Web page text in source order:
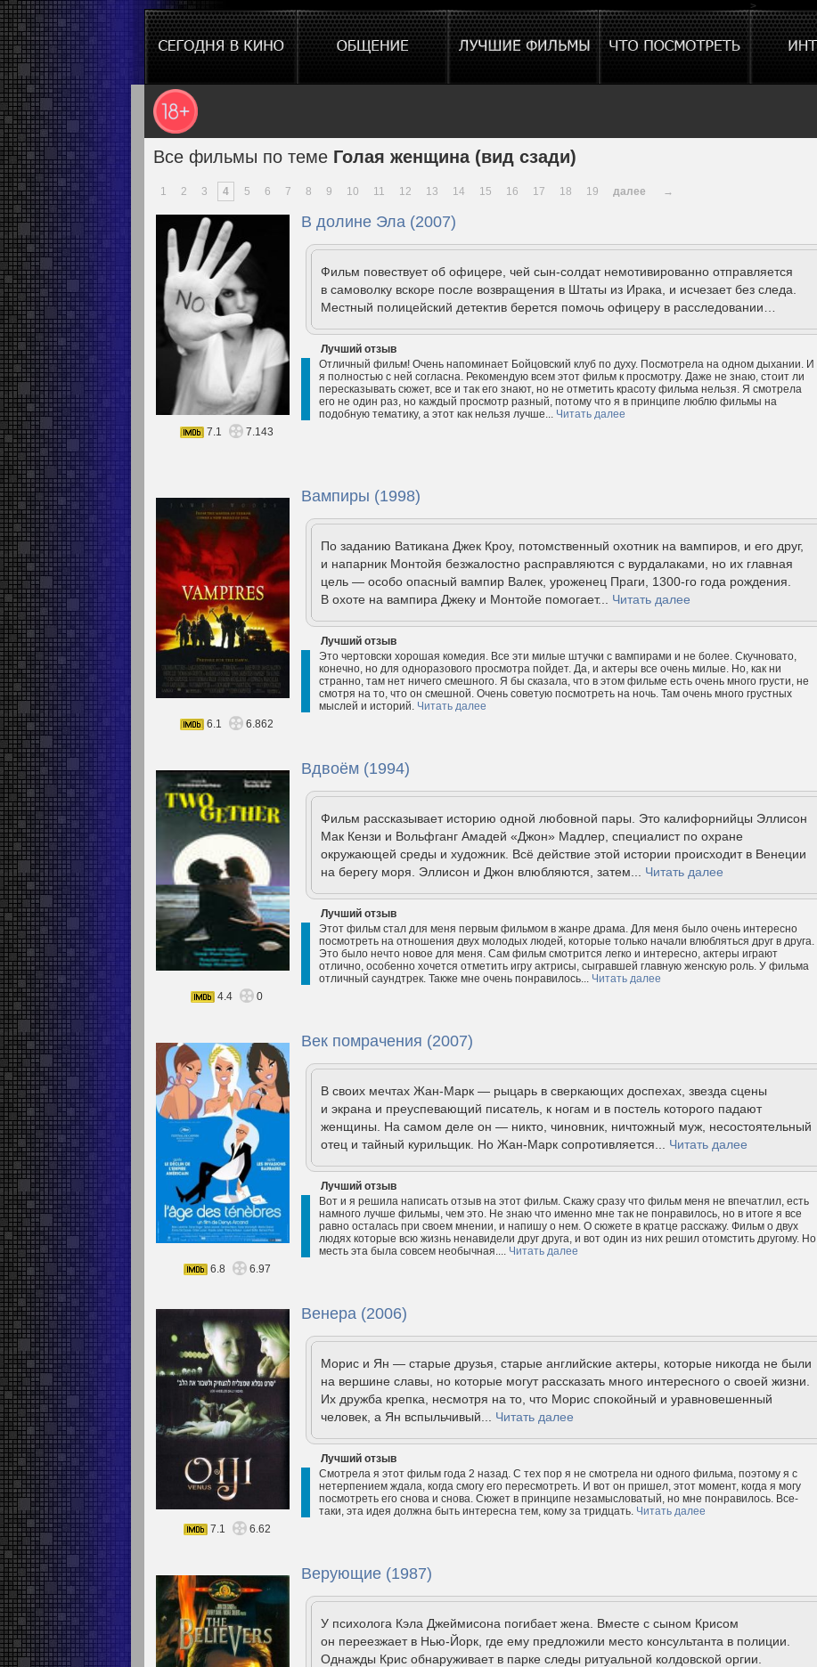
>
Все фильмы по теме Голая женщина (вид сзади)
1 2 3 4 5 6 7 8 9 10 11 12 13 14 15 16 17 18 19 далее →
В долине Эла (2007)
Фильм повествует об офицере, чей сын-солдат немотивированно отправляется
в самоволку вскоре после возвращения в Штаты из Ирака, и исчезает без следа.
Местный полицейский детектив берется помочь офицеру в расследовании…
Лучший отзыв
Отличный фильм! Очень напоминает Бойцовский клуб по духу. Посмотрела на одном дыхании. И
я полностью с ней согласна. Рекомендую всем этот фильм к просмотру. Даже не знаю, стоит ли
пересказывать сюжет, все и так его знают, но не отметить красоту фильма нельзя. Я смотрела
его не один раз, но каждый просмотр разный, потому что я в принципе люблю фильмы на
подобную тематику, а этот как нельзя лучше... Читать далее
7.1
7.143
Вампиры (1998)
По заданию Ватикана Джек Кроу, потомственный охотник на вампиров, и его друг,
и напарник Монтойя безжалостно расправляются с вурдалаками, но их главная
цель — особо опасный вампир Валек, уроженец Праги, 1300-го года рождения.
В охоте на вампира Джеку и Монтойе помогает... Читать далее
Лучший отзыв
Это чертовски хорошая комедия. Все эти милые штучки с вампирами и не более. Скучновато,
конечно, но для одноразового просмотра пойдет. Да, и актеры все очень милые. Но, как ни
странно, там нет ничего смешного. Я бы сказала, что в этом фильме есть очень много грусти, не
смотря на то, что он смешной. Очень советую посмотреть на ночь. Там очень много грустных
мыслей и историй. Читать далее
6.1
6.862
Вдвоём (1994)
Фильм рассказывает историю одной любовной пары. Это калифорнийцы Эллисон
Мак Кензи и Вольфганг Амадей «Джон» Мадлер, специалист по охране
окружающей среды и художник. Всё действие этой истории происходит в Венеции
на берегу моря. Эллисон и Джон влюбляются, затем... Читать далее
Лучший отзыв
Этот фильм стал для меня первым фильмом в жанре драма. Для меня было очень интересно
посмотреть на отношения двух молодых людей, которые только начали влюбляться друг в друга.
Это было нечто новое для меня. Сам фильм смотрится легко и интересно, актеры играют
отлично, особенно хочется отметить игру актрисы, сыгравшей главную женскую роль. У фильма
отличный саундтрек. Также мне очень понравилось... Читать далее
4.4
0
Век помрачения (2007)
В своих мечтах Жан-Марк — рыцарь в сверкающих доспехах, звезда сцены
и экрана и преуспевающий писатель, к ногам и в постель которого падают
женщины. На самом деле он — никто, чиновник, ничтожный муж, несостоятельный
отец и тайный курильщик. Но Жан-Марк сопротивляется... Читать далее
Лучший отзыв
Вот и я решила написать отзыв на этот фильм. Скажу сразу что фильм меня не впечатлил, есть
намного лучше фильмы, чем это. Не знаю что именно мне так не понравилось, но в итоге я все
равно осталась при своем мнении, и напишу о нем. О сюжете в кратце расскажу. Фильм о двух
людях которые всю жизнь ненавидели друг друга, и вот один из них решил отомстить другому. Но
месть эта была совсем необычная.... Читать далее
6.8
6.97
Венера (2006)
Морис и Ян — старые друзья, старые английские актеры, которые никогда не были
на вершине славы, но которые могут рассказать много интересного о своей жизни.
Их дружба крепка, несмотря на то, что Морис спокойный и уравновешенный
человек, а Ян вспыльчивый... Читать далее
Лучший отзыв
Смотрела я этот фильм года 2 назад. С тех пор я не смотрела ни одного фильма, поэтому я с
нетерпением ждала, когда смогу его пересмотреть. И вот он пришел, этот момент, когда я могу
посмотреть его снова и снова. Сюжет в принципе незамысловатый, но мне понравилось. Все-
таки, эта идея должна быть интересна тем, кому за тридцать. Читать далее
7.1
6.62
Верующие (1987)
У психолога Кэла Джеймисона погибает жена. Вместе с сыном Крисом
он переезжает в Нью-Йорк, где ему предложили место консультанта в полиции.
Однажды Крис обнаруживает в парке следы ритуальной колдовской оргии.